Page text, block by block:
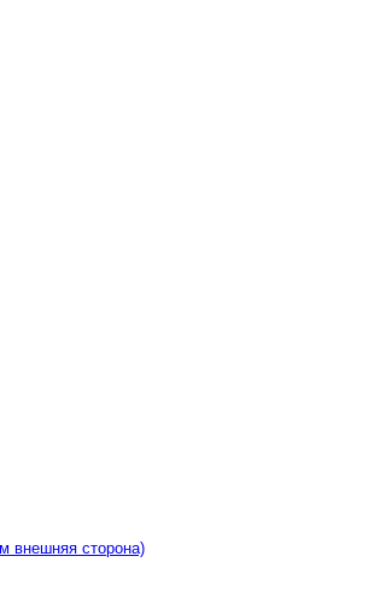
внешняя сторона)